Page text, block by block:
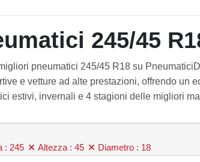
245/45
pneumatici 245/45 R18 su
e vetture ad alte prestazioni, offrendo un
estivi, invernali e 4 stagioni delle migliori
: 245 Altezza : 45 Diametro : 18